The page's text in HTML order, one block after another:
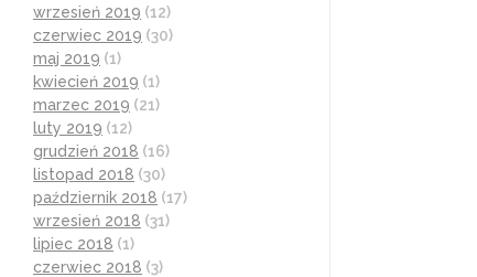
wrzesień 2019 (12)
czerwiec 2019 (30)
maj 2019 (1)
kwiecień 2019 (1)
marzec 2019 (21)
luty 2019 (12)
grudzień 2018 (16)
listopad 2018 (30)
październik 2018 (17)
wrzesień 2018 (31)
lipiec 2018 (1)
czerwiec 2018 (3)